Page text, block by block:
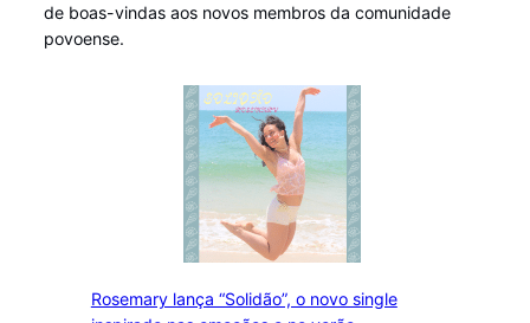
de boas-vindas aos novos membros da comunidade
povoense.
Rosemary lança “Solidão”, o novo single